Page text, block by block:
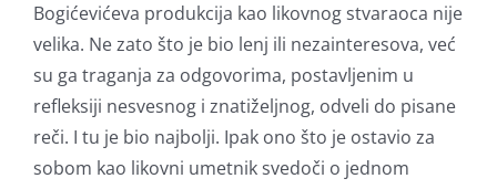
Bogićevićeva produkcija kao likovnog stvaraoca nije
velika. Ne zato što je bio lenj ili nezainteresova, već
su ga traganja za odgovorima, postavljenim u
refleksiji nesvesnog i znatiželjnog, odveli do pisane
reči. I tu je bio najbolji. Ipak ono što je ostavio za
sobom kao likovni umetnik svedoči o jednom